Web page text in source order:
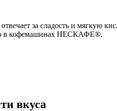
за сладость и мягкую
в кофемашинах НЕСКАФЕ®.
вкуса